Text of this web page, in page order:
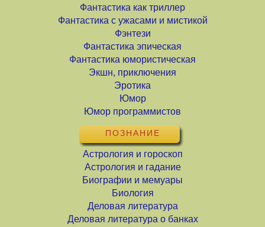
Фантастика как триллер
Фантастика с ужасами и мистикой
Фэнтези
Фантастика эпическая
Фантастика юмористическая
Экшн, приключения
Эротика
Юмор
Юмор программистов
ПОЗНАНИЕ
Астрология и гороскоп
Астрология и гадание
Биографии и мемуары
Биология
Деловая литература
Деловая литература о банках